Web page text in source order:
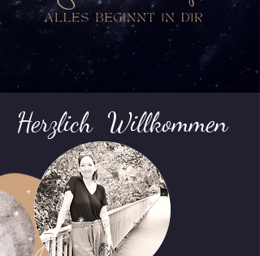
Herzlich Willkommen